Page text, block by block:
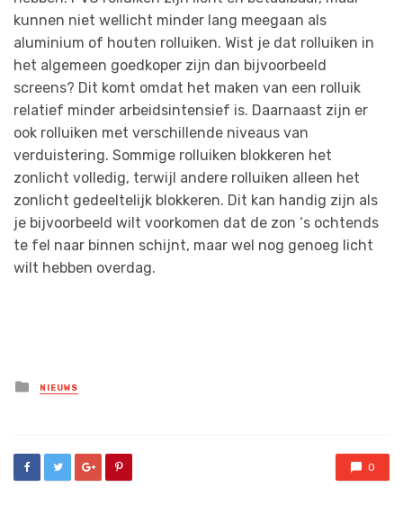
kunnen niet wellicht minder lang meegaan als
aluminium of houten rolluiken. Wist je dat rolluiken in
het algemeen goedkoper zijn dan bijvoorbeeld
screens? Dit komt omdat het maken van een rolluik
relatief minder arbeidsintensief is. Daarnaast zijn er
ook rolluiken met verschillende niveaus van
verduistering. Sommige rolluiken blokkeren het
zonlicht volledig, terwijl andere rolluiken alleen het
zonlicht gedeeltelijk blokkeren. Dit kan handig zijn als
je bijvoorbeeld wilt voorkomen dat de zon ‘s ochtends
te fel naar binnen schijnt, maar wel nog genoeg licht
wilt hebben overdag.
Posted
in
NIEUWS
0